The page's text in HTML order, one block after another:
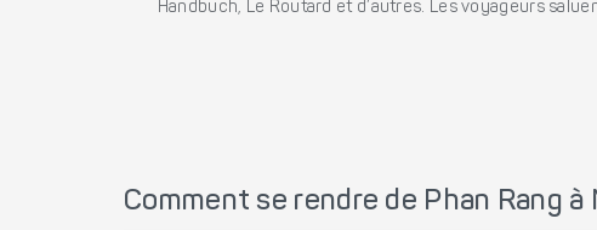
Handbuch, Le Routard et d’autres. Les voyageurs
Comment se rendre de Phan Rang à